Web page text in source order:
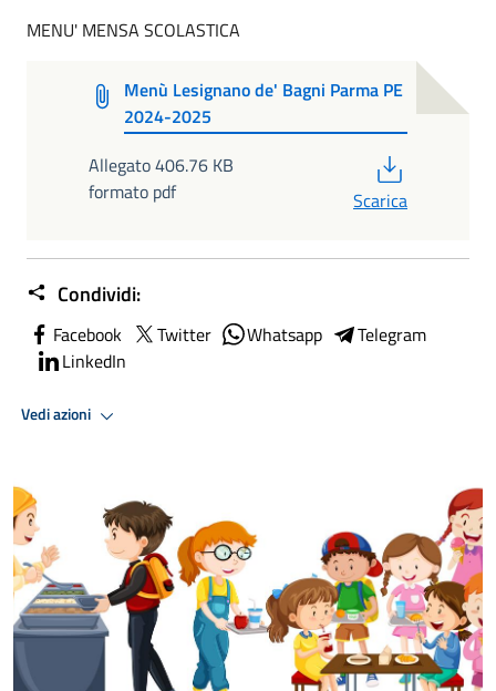
MENU' MENSA SCOLASTICA
Menù Lesignano de' Bagni Parma PE
2024-2025
Allegato 406.76 KB
formato pdf
Scarica
Condividi:
Facebook Twitter Whatsapp
Telegram
LinkedIn
Vedi azioni